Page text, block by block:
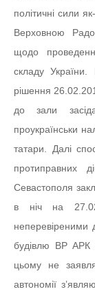
політичні сили
Верховною
щодо
складу
рішення
до зали
проукраїнськи
татари. Далі
протиправних
Севастополя
в ніч на
неперевіреними
будівлю ВР АРК
цьому не
автономії